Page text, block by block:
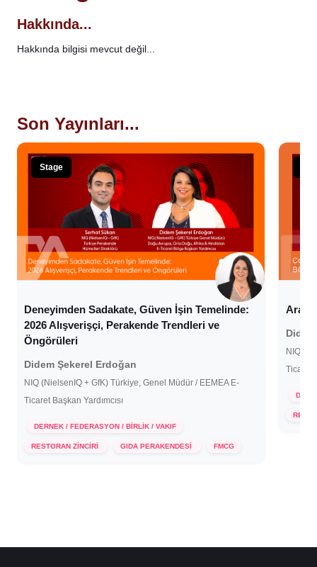
Hakkında...
Hakkında bilgisi mevcut değil...
Son Yayınları...
Stage
Deneyimden Sadakate,​ Güven İşin Temelinde:​
2026 Alışverişçi, Perakende Trendleri​ ve
Öngörüleri
Didem Şekerel Erdoğan
NIQ (NielsenIQ + GfK) Türkiye, Genel Müdür / EEMEA E-
Ticaret Başkan Yardımcısı
DERNEK / FEDERASYON / BİRLİK / VAKIF
RESTORAN ZİNCİRİ GIDA PERAKENDESİ FMCG
NIQ
Ticaret